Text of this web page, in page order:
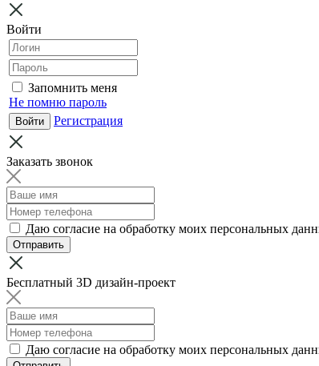
Войти
Запомнить меня
Не помню пароль
Регистрация
Заказать звонок
Даю согласие на обработку моих персональных
Отправить
Бесплатный 3D дизайн-проект
Даю согласие на обработку моих персональных